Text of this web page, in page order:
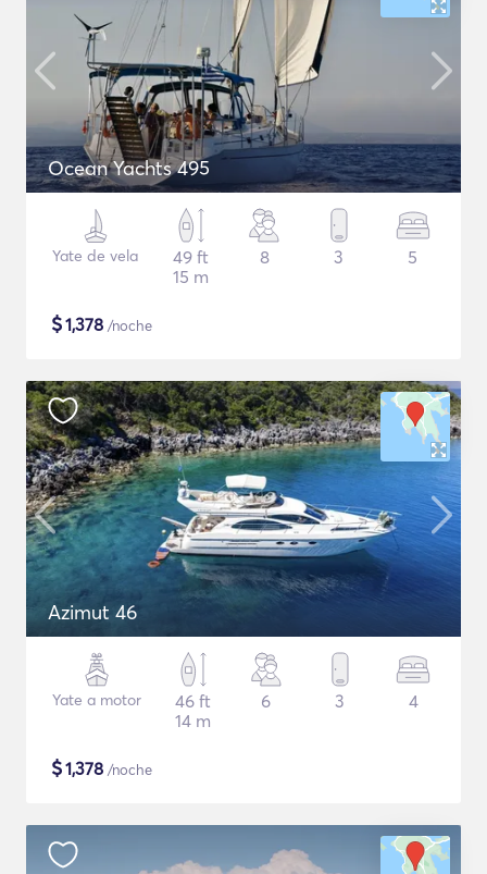
Ocean Yachts 495
Yate de vela
49 ft
15 m
8 3 5
$1,378 /noche
Azimut 46
Yate a motor
46 ft
14 m
6 3 4
$1,378 /noche